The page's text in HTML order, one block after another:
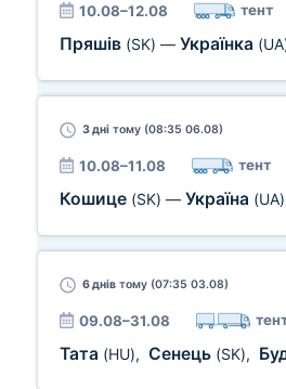
10.08–12.08 тент
Пряшів (SK) — Українка
3 дні тому (08:35 06.08)
10.08–11.08 тент
Кошице (SK) — Україна (UA)
6 днів тому (07:35 03.08)
09.08–31.08
Тата (HU), Сенець (SK),